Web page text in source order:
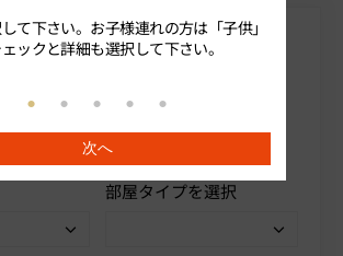
て下さい。お子様連れの方は「子供」
ックと詳細も選択して下さい。
次へ
から予約 操作方法を表示
子供
部屋タイプを選択